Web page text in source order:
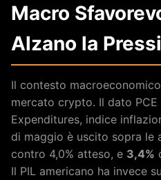
Macro
Alzano la
Il contesto
mercato crypto. Il dato
Expenditures, indice
di maggio è uscito sopra le
contro 4,0% atteso, e 3,4%
Il PIL americano ha invece